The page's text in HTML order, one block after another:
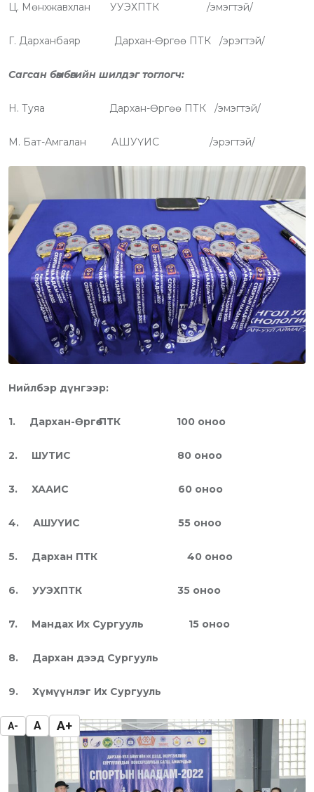
Ц. Мөнхжавхлан УУЭХПТК /эмэгтэй/
Г. Дарханбаяр Дархан-Өргөө ПТК /эрэгтэй/
Сагсан бөмбөгийн шилдэг тоглогч:
Н. Туяа Дархан-Өргөө ПТК /эмэгтэй/
М. Бат-Амгалан АШУҮИС /эрэгтэй/
Нийлбэр дүнгээр:
1. Дархан-Өргөө ПТК 100 оноо
2. ШУТИС 80 оноо
3. ХААИС 60 оноо
4. АШУҮИС 55 оноо
5. Дархан ПТК 40 оноо
6. УУЭХПТК 35 оноо
7. Мандах Их Сургууль 15 оноо
8. Дархан дээд Сургууль
9. Хүмүүнлэг Их Сургууль
A- A A+